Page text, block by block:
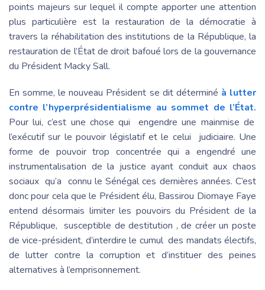
points majeurs sur lequel il compte apporter une attention
plus particulière est la restauration de la démocratie à
travers la réhabilitation des institutions de la République, la
restauration de l’État de droit bafoué lors de la gouvernance
du Président Macky Sall.
En somme, le nouveau Président se dit déterminé à lutter
contre l’hyperprésidentialisme au sommet de l’État.
Pour lui, c’est une chose qui engendre une mainmise de
l’exécutif sur le pouvoir législatif et le celui judiciaire. Une
forme de pouvoir trop concentrée qui a engendré une
instrumentalisation de la justice ayant conduit aux chaos
sociaux qu’a connu le Sénégal ces dernières années. C’est
donc pour cela que le Président élu, Bassirou Diomaye Faye
entend désormais limiter les pouvoirs du Président de la
République, susceptible de destitution , de créer un poste
de vice-président, d’interdire le cumul des mandats électifs,
de lutter contre la corruption et d’instituer des peines
alternatives à l’emprisonnement.